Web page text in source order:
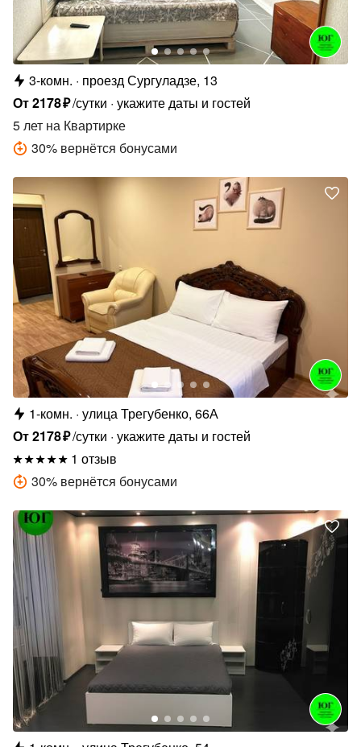
3-комн.
проезд Сургуладзе, 13
От2178₽/сутки укажите даты и гостей
5 лет на Квартирке
30% вернётся бонусами
1-комн. улица Трегубенко, 66А
От2178₽/сутки укажите даты и гостей
1 отзыв
30% вернётся бонусами